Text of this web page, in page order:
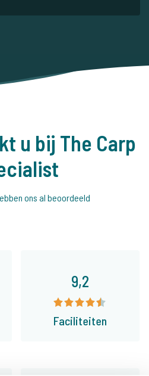
u bij The Carp
ons al beoordeeld
9,2
Faciliteiten